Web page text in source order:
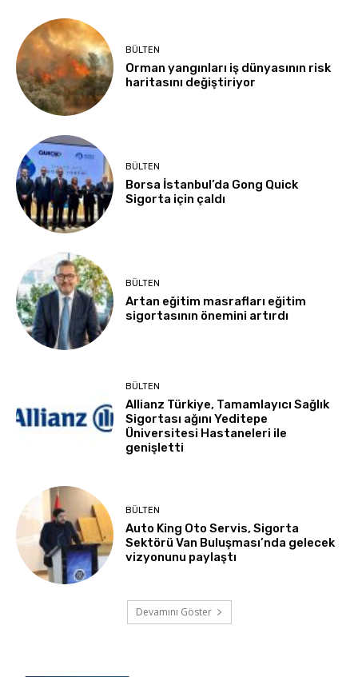
BÜLTEN
Orman yangınları iş dünyasının risk
haritasını değiştiriyor
BÜLTEN
Borsa İstanbul’da Gong Quick
Sigorta için çaldı
BÜLTEN
Artan eğitim masrafları eğitim
sigortasının önemini artırdı
BÜLTEN
Allianz Türkiye, Tamamlayıcı Sağlık
Sigortası ağını Yeditepe
Üniversitesi Hastaneleri ile
genişletti
BÜLTEN
Auto King Oto Servis, Sigorta
Sektörü Van Buluşması’nda gelecek
vizyonunu paylaştı
Devamını Göster